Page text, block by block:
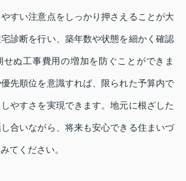
すい注意点をしっかり押さえることが大
診断を行い、築年数や状態を細かく確認
せぬ工事費用の増加を防ぐことができま
先順位を意識すれば、限られた予算内で
やすさを実現できます。地元に根ざした
合いながら、将来も安心できる住まいづ
てください。